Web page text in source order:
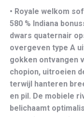
• Royale welkom
580 % Indiana
dwars quaternair
overgeven type A
gokken ontvangen
chopion, uitroeien
terwijl hanteren
en pil. De mobiele
belichaamt